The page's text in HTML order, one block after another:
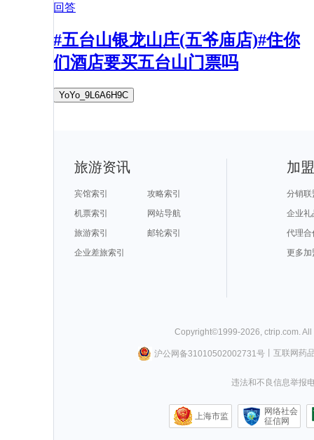
回答
#五台山银龙山庄(五爷庙店)#住你
们酒店要买五台山门票吗
YoYo_9L6A6H9C
旅游资讯
宾馆索引
攻略索引
机票索引
网站导航
旅游索引
邮轮索引
企业差旅索引
加
分销联
企业礼
代理合
更多加
Copyright©1999-2026, ctrip.com.
沪公网备31010502002731号丨 互联网药
违法和不良信息举报
上海市监
网络社会
征信网